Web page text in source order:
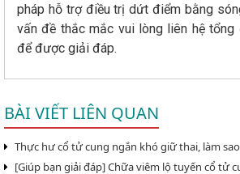
pháp hỗ trợ điều trị dứt điểm bằng
vấn đề thắc mắc vui lòng liên hệ tổng
để được giải đáp.
BÀI VIẾT LIÊN QUAN
Thực hư cổ tử cung ngắn khó giữ thai, làm
[Giúp bạn giải đáp] Chữa viêm lộ tuyến cổ tử